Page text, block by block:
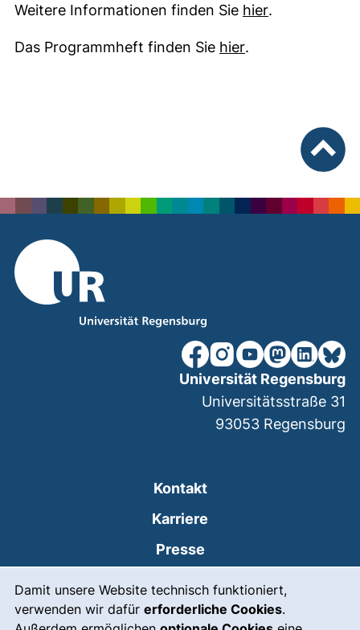
Damit unsere Website technisch funktioniert,
verwenden wir dafür erforderliche Cookies.
Weitere Informationen finden Sie hier(öffnet
.
Das Programmheft finden Sie hier(öffnet neues
.
unsere Facebook-Seite
unsere Instagram-
unsere YouTube-
unsereunsere
Kontakt
Karriere
Presse
Leichte Sprache
Universität Regensburg
Universitätsstraße 31
93053 Regensburg